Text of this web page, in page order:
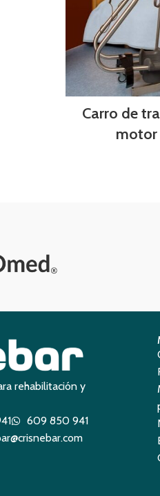
Carro de
rehabilitación y
609 850 941